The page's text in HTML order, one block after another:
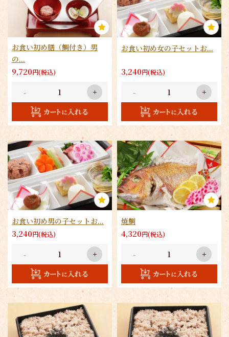
お食い初め膳（鯛付き）男
の...
9,720円(税込)
- +
お食い初め女の子セットお...
3,240円(税込)
- +
お食い初め男の子セットお...
3,240円(税込)
- +
焼鯛
4,320円(税込)
- +